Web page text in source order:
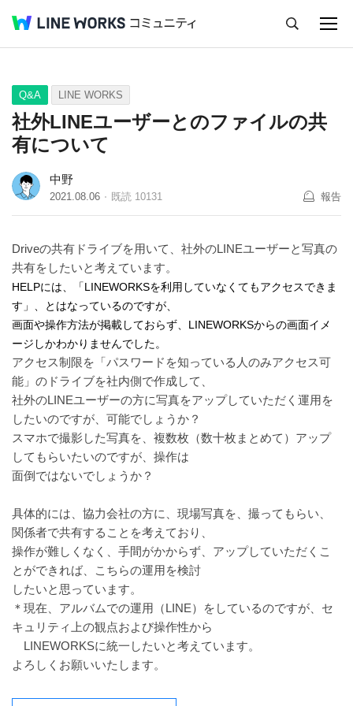
Q&A Tips Ideas
Q&A LINE WORKS
社外LINEユーザーとのファイルの共
有について
中野
2021.08.06 既読 10131 報告
Driveの共有ドライブを用いて、社外のLINEユーザーと写真の
共有をしたいと考えています。
HELPには、「LINEWORKSを利用していなくてもアクセスできま
す」、とはなっているのですが、
画面や操作方法が掲載しておらず、LINEWORKSからの画面イメ
ージしかわかりませんでした。
アクセス制限を「パスワードを知っている人のみアクセス可
能」のドライブを社内側で作成して、
社外のLINEユーザーの方に写真をアップしていただく運用を
したいのですが、可能でしょうか？
スマホで撮影した写真を、複数枚（数十枚まとめて）アップ
してもらいたいのですが、操作は
面倒ではないでしょうか？
具体的には、協力会社の方に、現場写真を、撮ってもらい、
関係者で共有することを考えており、
操作が難しくなく、手間がかからず、アップしていただくこ
とができれば、こちらの運用を検討
したいと思っています。
＊現在、アルバムでの運用（LINE）をしているのですが、セ
キュリティ上の観点および操作性から
LINEWORKSに統一したいと考えています。
よろしくお願いいたします。